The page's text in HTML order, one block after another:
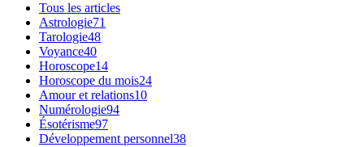
Tous les articles
Astrologie71
Tarologie48
Voyance40
Horoscope14
Horoscope du mois24
Amour et relations10
Numérologie94
Ésotérisme97
Développement personnel38